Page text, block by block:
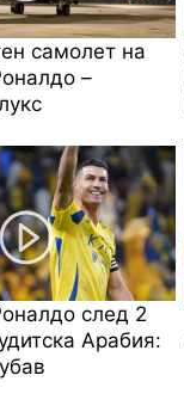
самолет на
–
след 2
Арабия: